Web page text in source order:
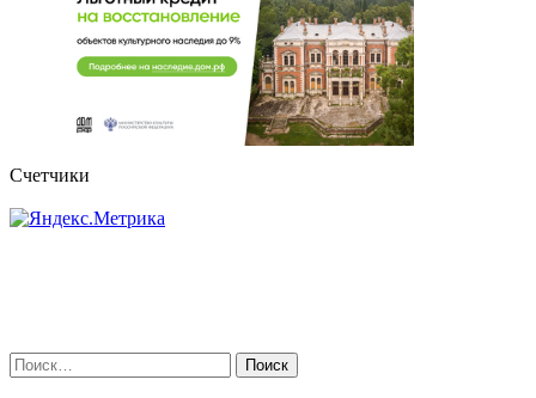
Счетчики
Найти: